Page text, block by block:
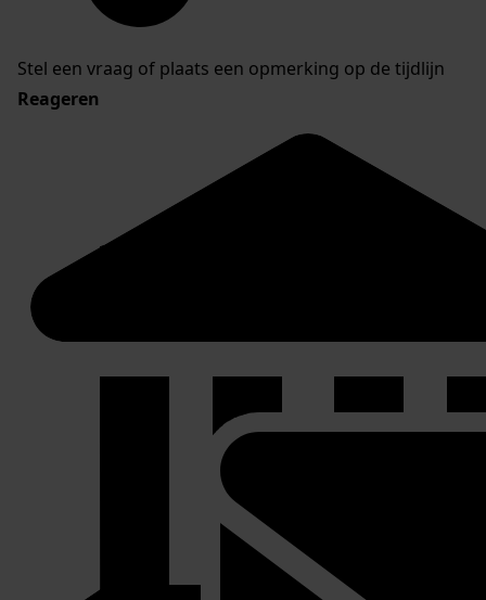
Stel een vraag of plaats een opmerking op de tijdlijn
Reageren